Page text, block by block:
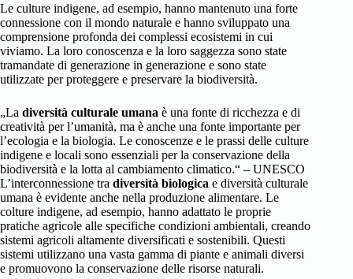
Le culture indigene, ad esempio, hanno mantenuto una forte
connessione con il mondo naturale e hanno sviluppato una
comprensione profonda dei complessi ecosistemi in cui
viviamo. La loro conoscenza e la loro saggezza sono state
tramandate di generazione in generazione e sono state
utilizzate per proteggere e preservare la biodiversità.
„La diversità culturale umana è una fonte di ricchezza e di
creatività per l’umanità, ma è anche una fonte importante per
l’ecologia e la biologia. Le conoscenze e le prassi delle culture
indigene e locali sono essenziali per la conservazione della
biodiversità e la lotta al cambiamento climatico.“ – UNESCO
L’interconnessione tra diversità biologica e diversità culturale
umana è evidente anche nella produzione alimentare. Le
colture indigene, ad esempio, hanno adattato le proprie
pratiche agricole alle specifiche condizioni ambientali, creando
sistemi agricoli altamente diversificati e sostenibili. Questi
sistemi utilizzano una vasta gamma di piante e animali diversi
e promuovono la conservazione delle risorse naturali.